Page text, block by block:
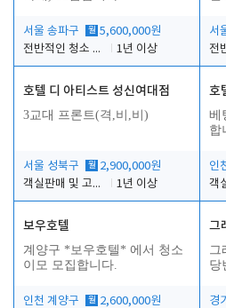
서울 송파구 월 5,600,000원
전반적인 청소 업무(객실청소.객실정리)
1년 이상
서
호텔 디 아티스트 성신여대점
3교대 프론트(격,비,비)
서울 성북구 월 2,900,000원
객실판매 및 고객응대
1년 이상
호
베
합
인
객
보우호텔
계양구 *보우호텔* 에서 청소
이모 모집합니다.
인천 계양구 월 2,600,000원
그
그
당
경